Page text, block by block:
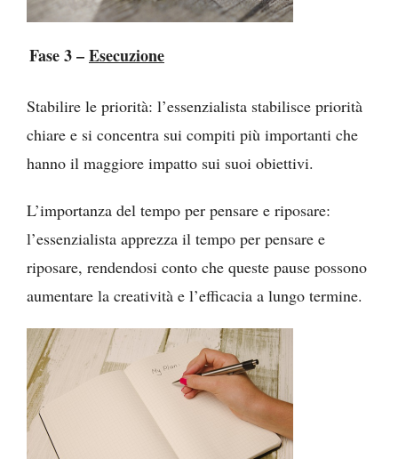
Fase 3 –Esecuzione
Stabilire le priorità: l’essenzialista stabilisce priorità
chiare e si concentra sui compiti più importanti che
hanno il maggiore impatto sui suoi obiettivi.
L’importanza del tempo per pensare e riposare:
l’essenzialista apprezza il tempo per pensare e
riposare, rendendosi conto che queste pause possono
aumentare la creatività e l’efficacia a lungo termine.